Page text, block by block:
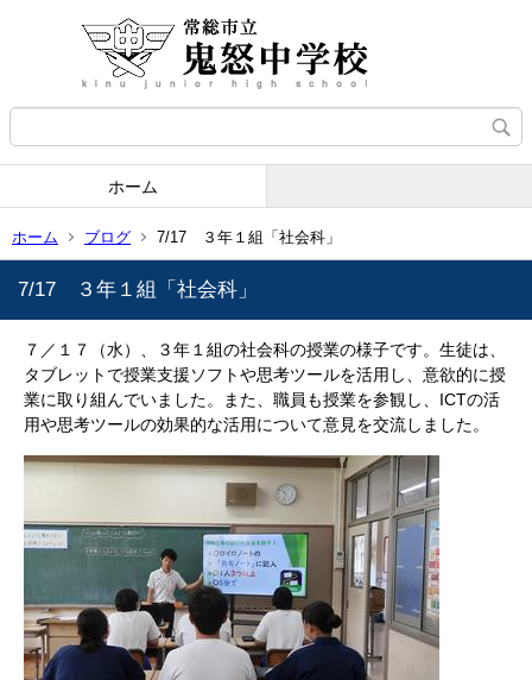
ホーム
ホーム ブログ 7/17 ３年１組「社会科」
7/17 ３年１組「社会科」
７／１７
（水）、３年１組の社会科の授業の様子です。生徒は、
タブレットで授業支援ソフトや思考ツールを活用し、意欲的に授
業に取り組んでいました。また、職員も授業を参観し、ICTの活
用や思考ツールの効果的な活用について意見を交流しました。